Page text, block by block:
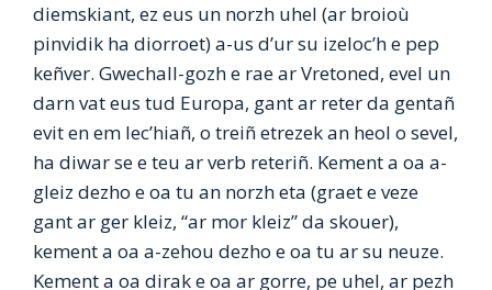
diemskiant, ez eus un norzh uhel (ar broioù
pinvidik ha diorroet) a-us d’ur su izeloc’h e pep
keñver. Gwechall-gozh e rae ar Vretoned, evel un
darn vat eus tud Europa, gant ar reter da gentañ
evit en em lec’hiañ, o treiñ etrezek an heol o sevel,
ha diwar se e teu ar verb reteriñ. Kement a oa a-
gleiz dezho e oa tu an norzh eta (graet e veze
gant ar ger kleiz, “ar mor kleiz” da skouer),
kement a oa a-zehou dezho e oa tu ar su neuze.
Kement a oa dirak e oa ar gorre, pe uhel, ar pezh